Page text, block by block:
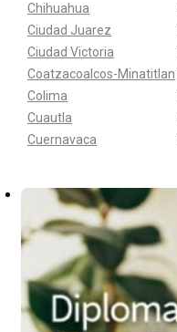
Chihuahua
Ciudad Juarez
Ciudad Victoria
Coatzacoalcos-Minatitlan
Colima
Cuautla
Cuernavaca